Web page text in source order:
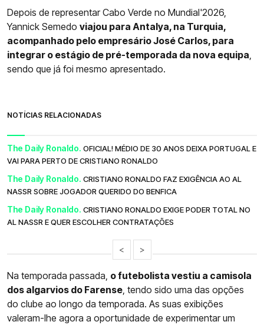
Depois de representar Cabo Verde no Mundial'2026,
Yannick Semedo viajou para Antalya, na Turquia,
acompanhado pelo empresário José Carlos, para
integrar o estágio de pré-temporada da nova equipa
sendo que já foi mesmo apresentado.
NOTÍCIAS RELACIONADAS
The Daily Ronaldo. OFICIAL! MÉDIO DE 30 ANOS DEIXA PORTUGAL E
VAI PARA PERTO DE CRISTIANO RONALDO
The Daily Ronaldo. CRISTIANO RONALDO FAZ EXIGÊNCIA AO AL
NASSR SOBRE JOGADOR QUERIDO DO BENFICA
The Daily Ronaldo. CRISTIANO RONALDO EXIGE PODER TOTAL NO
AL NASSR E QUER ESCOLHER CONTRATAÇÕES
< >
Na temporada passada, o futebolista vestiu a camisola
dos algarvios do Farense , tendo sido uma das opções
do clube ao longo da temporada. As suas exibições
valeram-lhe agora a oportunidade de experimentar um